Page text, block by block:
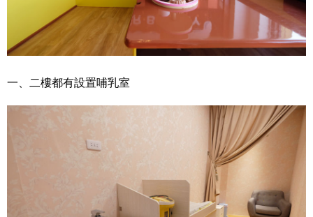
一、二樓都有設置哺乳室